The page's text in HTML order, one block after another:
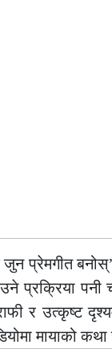
जुन प्रेमगीत
प्रक्रिया पनी
र उत्कृष्ट
मायाको